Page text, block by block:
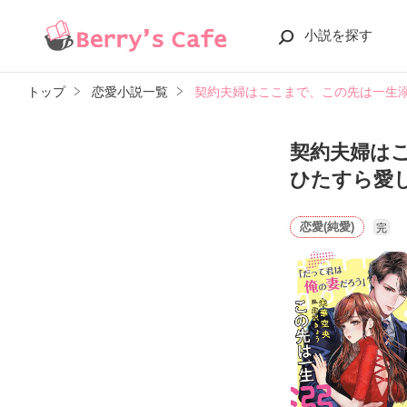
小説を探す
トップ 恋愛小説一覧 契約夫婦はここまで、この先は一生
契約夫婦は
ひたすら愛
恋愛(純愛) 完